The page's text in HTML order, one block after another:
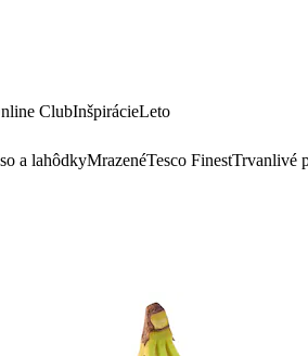
ClubInšpirácieLeto
a lahôdkyMrazenéTesco FinestTrvanlivé